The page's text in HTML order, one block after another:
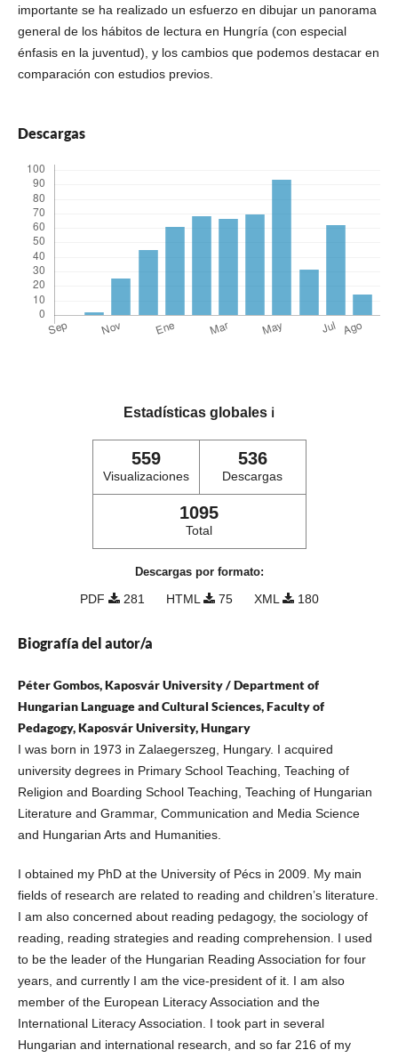
importante se ha realizado un esfuerzo en dibujar un panorama
general de los hábitos de lectura en Hungría (con especial
énfasis en la juventud), y los cambios que podemos destacar en
comparación con estudios previos.
Descargas
Estadísticas globales ℹ️
559
Visualizaciones
536
Descargas
1095
Total
Descargas por formato:
PDF 281 HTML 75 XML 180
Biografía del autor/a
Péter Gombos, Kaposvár University / Department of
Hungarian Language and Cultural Sciences, Faculty of
Pedagogy, Kaposvár University, Hungary
I was born in 1973 in Zalaegerszeg, Hungary. I acquired
university degrees in Primary School Teaching, Teaching of
Religion and Boarding School Teaching, Teaching of Hungarian
Literature and Grammar, Communication and Media Science
and Hungarian Arts and Humanities.
I obtained my PhD at the University of Pécs in 2009. My main
fields of research are related to reading and children’s literature.
I am also concerned about reading pedagogy, the sociology of
reading, reading strategies and reading comprehension. I used
to be the leader of the Hungarian Reading Association for four
years, and currently I am the vice-president of it. I am also
member of the European Literacy Association and the
International Literacy Association. I took part in several
Hungarian and international research, and so far 216 of my